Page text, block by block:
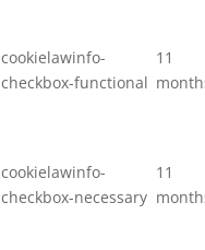
cookielawinfo-
checkbox-functional
11
cookielawinfo-
checkbox-necessary
11